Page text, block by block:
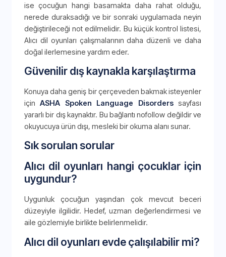
ise çocuğun hangi basamakta daha rahat olduğu,
nerede duraksadığı ve bir sonraki uygulamada neyin
değiştirileceği not edilmelidir. Bu küçük kontrol listesi,
Alıcı dil oyunları çalışmalarının daha düzenli ve daha
doğal ilerlemesine yardım eder.
Güvenilir dış kaynakla karşılaştırma
Konuya daha geniş bir çerçeveden bakmak isteyenler
içinASHA Spoken Language Disorderssayfası
yararlı bir dış kaynaktır. Bu bağlantı nofollow değildir ve
okuyucuya ürün dışı, mesleki bir okuma alanı sunar.
Sık sorulan sorular
Alıcı dil oyunları hangi çocuklar için
uygundur?
Uygunluk çocuğun yaşından çok mevcut beceri
düzeyiyle ilgilidir. Hedef, uzman değerlendirmesi ve
aile gözlemiyle birlikte belirlenmelidir.
Alıcı dil oyunları evde çalışılabilir mi?